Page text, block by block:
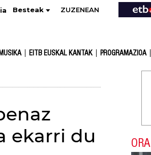
Besteak ZUZENEAN
EITB EUSKAL KANTAK PROGRAMAZIOA
ekarri du